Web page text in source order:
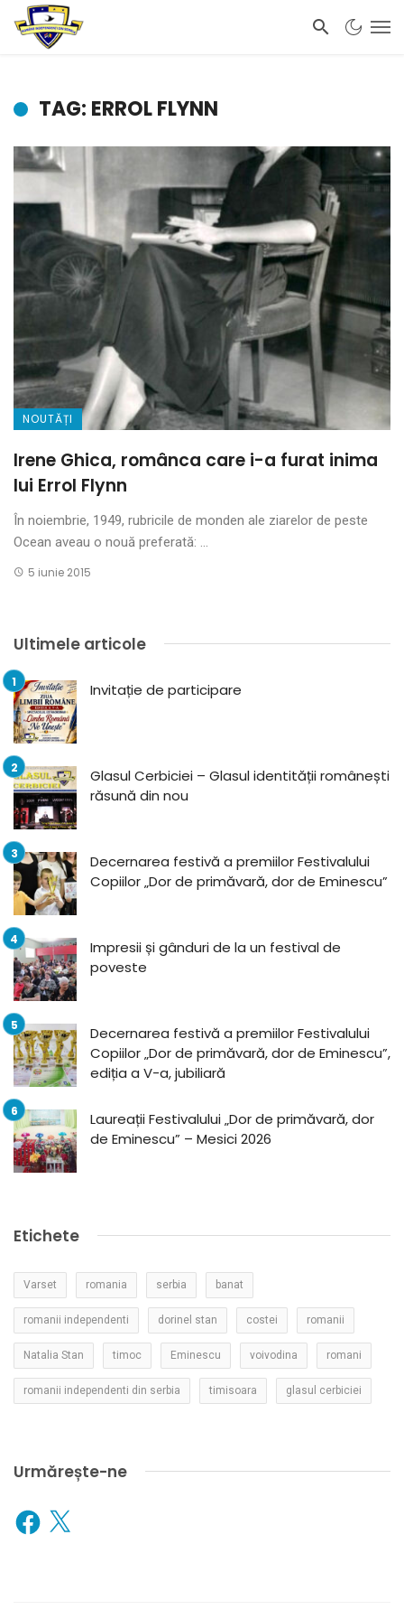
TAG: ERROL FLYNN
NOUTĂȚI
Irene Ghica, românca care i-a furat inima
lui Errol Flynn
În noiembrie, 1949, rubricile de monden ale ziarelor de peste
Ocean aveau o nouă preferată: ...
5 iunie 2015
Ultimele articole
Invitație de participare
Glasul Cerbiciei – Glasul identității românești
răsună din nou
Decernarea festivă a premiilor Festivalului
Copiilor „Dor de primăvară, dor de Eminescu”
Impresii și gânduri de la un festival de
poveste
Decernarea festivă a premiilor Festivalului
Copiilor „Dor de primăvară, dor de Eminescu”,
ediția a V-a, jubiliară
Laureații Festivalului „Dor de primăvară, dor
de Eminescu” – Mesici 2026
Etichete
Varset romania serbia banat
romanii independenti dorinel stan costei romanii
Natalia Stan timoc Eminescu voivodina romani
romanii independenti din serbia timisoara glasul cerbiciei
Urmărește-ne
Facebook
X